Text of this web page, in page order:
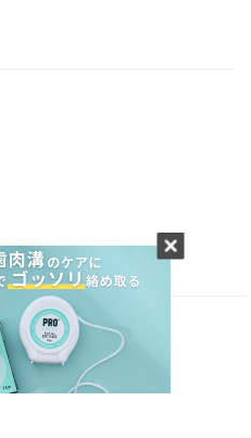
案内
ーポリシー
法律に基づく表記
合せ